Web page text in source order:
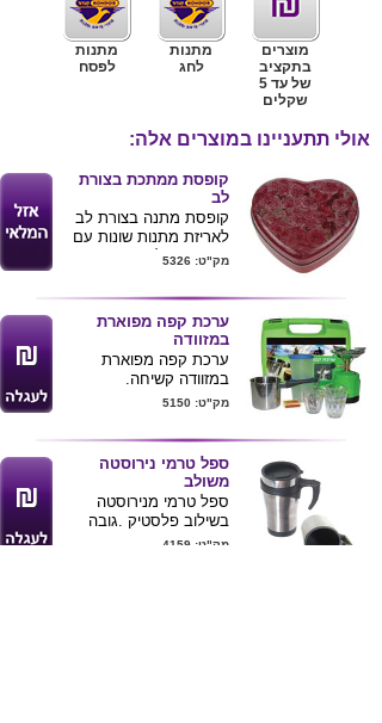
מוצרים
בתקציב
של עד 5
שקלים
מתנות
לחג
מתנות
לפסח
אולי תתעניינו במוצרים אלה:
קופסת ממתכת בצורת
לב
קופסת מתנה בצורת לב
לאריזת מתנות שונות עם
עיתורים של שושנים .
סוכריות או שוקולדים.
מק"ט: 5326
ערכת קפה מפוארת
במזוודה
ערכת קפה מפוארת
במזוודה קשיחה.
מק"ט: 5150
ספל טרמי נירוסטה
משולב
ספל טרמי מנירוסטה
בשילוב פלסטיק .גובה
16.5cm קוטר 8cm
מק"ט: 4159